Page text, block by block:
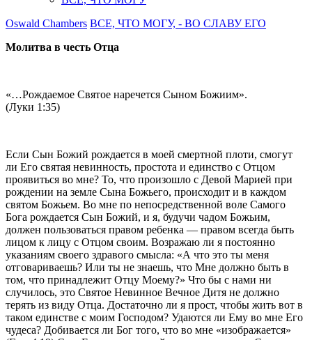
Oswald Chambers ВСЕ, ЧТО МОГУ, - ВО СЛАВУ ЕГО
Молитва в честь Отца
«…Рождаемое Святое наречется Сыном Божиим».
(Луки 1:35)
Если Сын Божий рождается в моей смертной плоти, смогут
ли Его святая невинность, простота и единство с Отцом
проявиться во мне? То, что произошло с Девой Марией при
рождении на земле Сына Божьего, происходит и в каждом
святом Божьем. Во мне по непосредственной воле Самого
Бога рождается Сын Божий, и я, будучи чадом Божьим,
должен пользоваться правом ребенка — правом всегда быть
лицом к лицу с Отцом своим. Возражаю ли я постоянно
указаниям своего здравого смысла: «А что это ты меня
отговариваешь? Или ты не знаешь, что Мне должно быть в
том, что принадлежит Отцу Моему?» Что бы с нами ни
случилось, это Святое Невинное Вечное Дитя не должно
терять из виду Отца. Достаточно ли я прост, чтобы жить вот в
таком единстве с моим Господом? Удаются ли Ему во мне Его
чудеса? Добивается ли Бог того, что во мне «изображается»